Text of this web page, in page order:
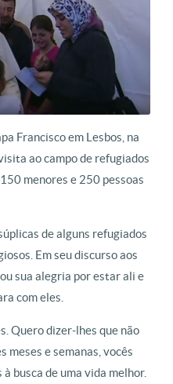
Francisco em Lesbos, na
ao campo de refugiados
menores e 250 pessoas
de alguns refugiados
Em seu discurso aos
sua alegria por estar ali e
com eles.
Quero dizer-lhes que não
meses e semanas, vocês
busca de uma vida melhor.